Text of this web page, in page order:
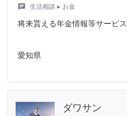
chat 生活相談 ▸ お金
将来貰える年金情報等サービ
愛知県
ダワサン